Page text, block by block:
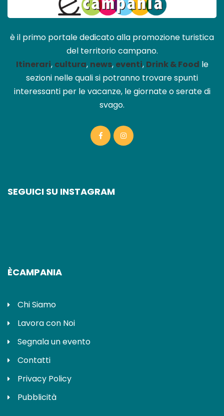
è il primo portale dedicato alla promozione turistica
del territorio campano.
Itinerari, cultura, news, eventi, Drink & Food le
sezioni nelle quali si potranno trovare spunti
interessanti per le vacanze, le giornate o serate di
svago.
SEGUICI SU INSTAGRAM
ÈCAMPANIA
Chi Siamo
Lavora con Noi
Segnala un evento
Contatti
Privacy Policy
Pubblicità